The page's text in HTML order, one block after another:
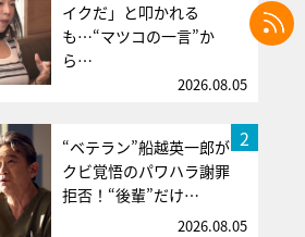
イクだ」と叩かれる
も…“マツコの一言”か
ら…
2026.08.05
2
“ベテラン”船越英一郎が
クビ覚悟のパワハラ謝罪
拒否！“後輩”だけ…
2026.08.05